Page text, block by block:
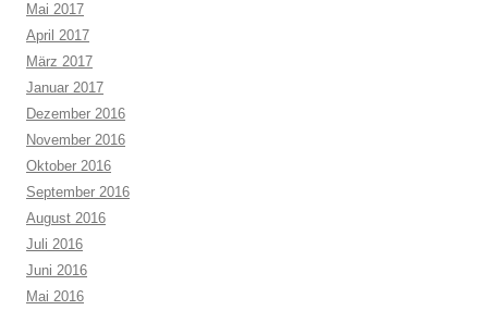
Mai 2017
April 2017
März 2017
Januar 2017
Dezember 2016
November 2016
Oktober 2016
September 2016
August 2016
Juli 2016
Juni 2016
Mai 2016